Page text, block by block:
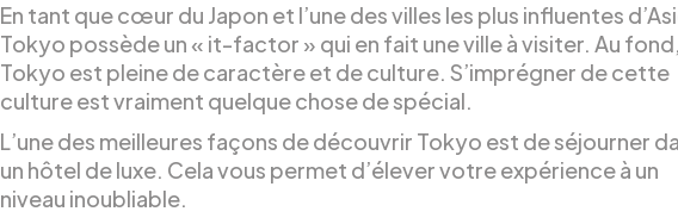
En tant que cœur du Japon et l’une des villes les plus influentes
Tokyo possède un « it-factor » qui en fait une ville à visiter. Au fond,
Tokyo est pleine de caractère et de culture. S’imprégner de cette
culture est vraiment quelque chose de spécial.
L’une des meilleures façons de découvrir Tokyo est de séjourner
un hôtel de luxe. Cela vous permet d’élever votre expérience à un
niveau inoubliable.